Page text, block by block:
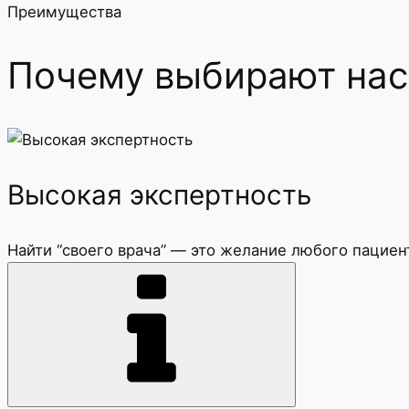
Преимущества
Почему выбирают нас
Высокая экспертность
Найти “своего врача” — это желание любого